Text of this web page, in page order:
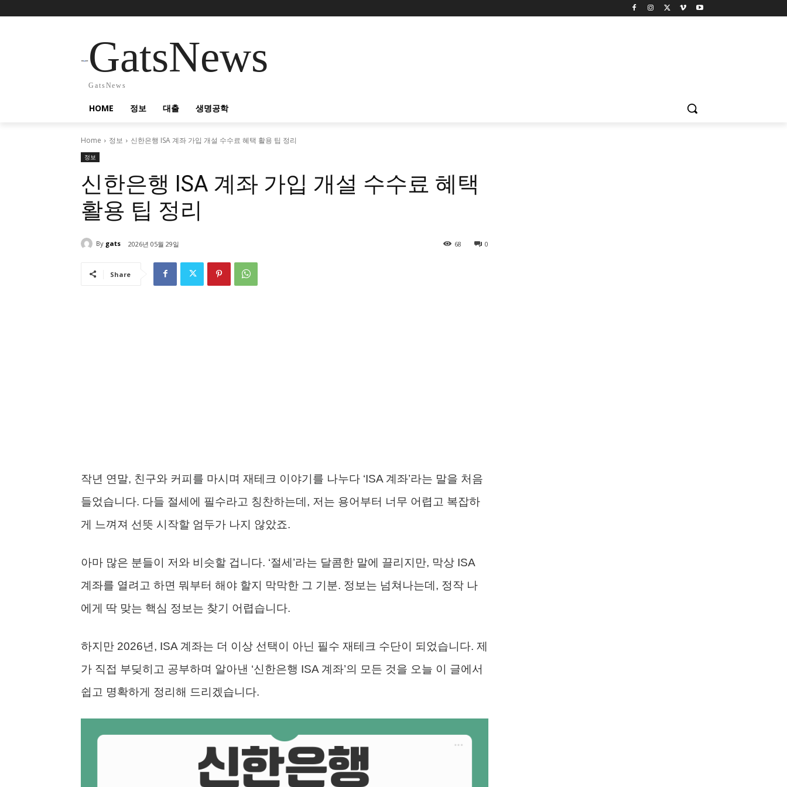
GatsNews
GatsNews
HOME 정보 대출 생명공학
Home 정보 신한은행 ISA 계좌 가입 개설 수수료 혜택 활용 팁 정리
정보
신한은행 ISA 계좌 가입 개설 수수료 혜택
활용 팁 정리
By gats 2026년 05월 29일 0
68
Share
작년 연말, 친구와 커피를 마시며 재테크 이야기를 나누다 ‘ISA 계좌’라는 말을 처음
들었습니다. 다들 절세에 필수라고 칭찬하는데, 저는 용어부터 너무 어렵고 복잡하
게 느껴져 선뜻 시작할 엄두가 나지 않았죠.
아마 많은 분들이 저와 비슷할 겁니다. ‘절세’라는 달콤한 말에 끌리지만, 막상 ISA
계좌를 열려고 하면 뭐부터 해야 할지 막막한 그 기분. 정보는 넘쳐나는데, 정작 나
에게 딱 맞는 핵심 정보는 찾기 어렵습니다.
하지만 2026년, ISA 계좌는 더 이상 선택이 아닌 필수 재테크 수단이 되었습니다. 제
가 직접 부딪히고 공부하며 알아낸 ‘신한은행 ISA 계좌’의 모든 것을 오늘 이 글에서
쉽고 명확하게 정리해 드리겠습니다.